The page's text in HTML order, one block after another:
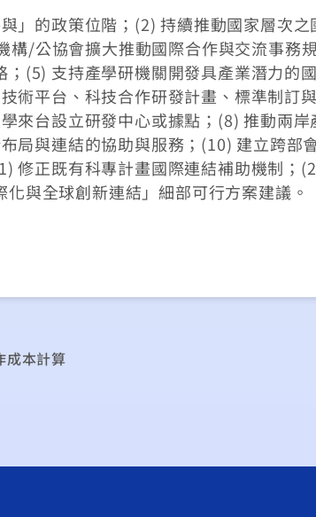
」的政策位階；(2) 持續推動國家層次
構/公協會擴大推動國際合作與交流事務
(5) 支持產學研機關開發具產業潛力的
術平台、科技合作研發計畫、標準制訂
來台設立研發中心或據點；(8) 推動兩岸
局與連結的協助與服務；(10) 建立跨部
修正既有科專計畫國際連結補助機制；
與全球創新連結」細部可行方案建議。
成本計算